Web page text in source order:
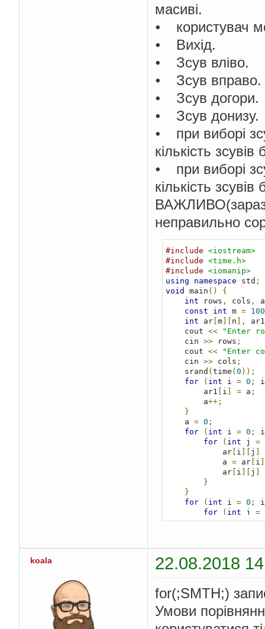
масиві.
⦁ користувач
⦁ Вихід.
⦁ Зсув вліво.
⦁ Зсув вправо.
⦁ Зсув догори.
⦁ Зсув донизу.
⦁ при виборі
кількість
⦁ при виборі
кількість
ВАЖЛИВО(зараз
неправильно
#include <iostream>
#include <time.h>
#include <iomanip>
using
namespace std ;
void
main ()
{
int rows , cols ,
const
int m = 100
int ar[ m][ n ], ar1
    cout
<<
"Enter
    cin
>> rows ;
    cout
<<
"Enter
    cin
>> cols ;
    srand
( time ( 0 ));
for
( int i = 0 ;
        ar1
i = a ;
        a
++;
}
    a
= 0 ;
for
( int i = 0 ;
for
( int j =
            ar
[ i j
            a
= ar[ i
            ar
[ i j
}
}
for
( int i = 0 ;
for
( int j =
            cout
<<
    cout
<<
"0 -
for
cho > 0 &&
(cho
            cout
<<
koala 22.08.2018
for(;SMTH;)
Умови